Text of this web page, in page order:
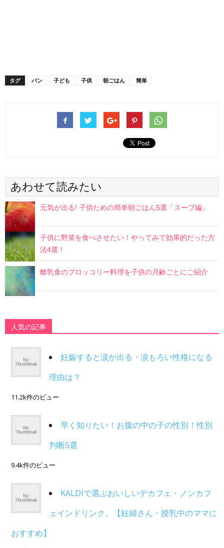
タグ パン 子ども 子供 朝ごはん 簡単
あわせて読みたい
元気が出る! 子供ための簡単朝ごはん5選「スープ編」
子供に野菜を食べさせたい！やってみて効果的だった方
法4選！
離乳食のブロッコリー料理を子供の月齢ごとにご紹介
人気の記事
妊娠すると涙が出る・涙もろい性格になる
理由は？
11.2k件のビュー
早く知りたい！お腹の中の子の性別！性別
判断5選
9.4k件のビュー
KALDIで選ぶおいしいデカフェ・ノンカフ
ェインドリンク。【妊婦さん・授乳中のママに
おすすめ】